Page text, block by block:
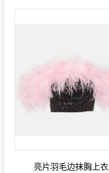
亮片羽毛边抹胸上衣